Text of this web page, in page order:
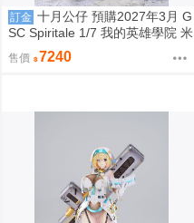
訂金 十月公仔 預購2027年3月 G
SC Spiritale 1/7 我的英雄學院 米
爾科 Rabbit 0817
售價 7240